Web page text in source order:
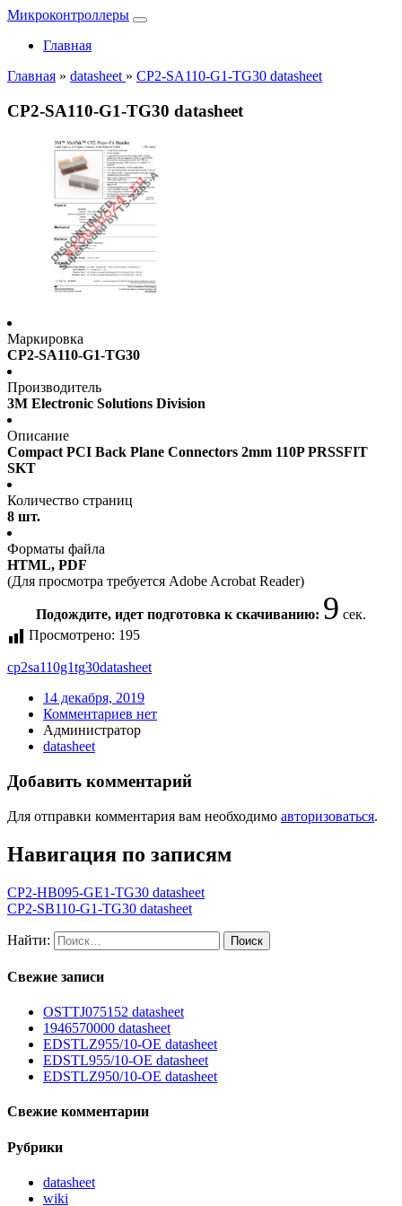
Микроконтроллеры
Главная
Главная » datasheet » CP2-SA110-G1-TG30 datasheet
CP2-SA110-G1-TG30 datasheet
Маркировка
CP2-SA110-G1-TG30
Производитель
3M Electronic Solutions Division
Описание
Compact PCI Back Plane Connectors 2mm 110P PRSSFIT
SKT
Количество страниц
8 шт.
Форматы файла
HTML, PDF
(Для просмотра требуется Adobe Acrobat Reader)
Подождите, идет подготовка к скачиванию: 9 сек.
Просмотрено: 195
cp2sa110g1tg30datasheet
14 декабря, 2019
Комментариев нет
Администратор
datasheet
Добавить комментарий
Для отправки комментария вам необходимо авторизоваться.
Навигация по записям
CP2-HB095-GE1-TG30 datasheet
CP2-SB110-G1-TG30 datasheet
Найти:
Свежие записи
OSTTJ075152 datasheet
1946570000 datasheet
EDSTLZ955/10-OE datasheet
EDSTL955/10-OE datasheet
EDSTLZ950/10-OE datasheet
Свежие комментарии
Рубрики
datasheet
wiki